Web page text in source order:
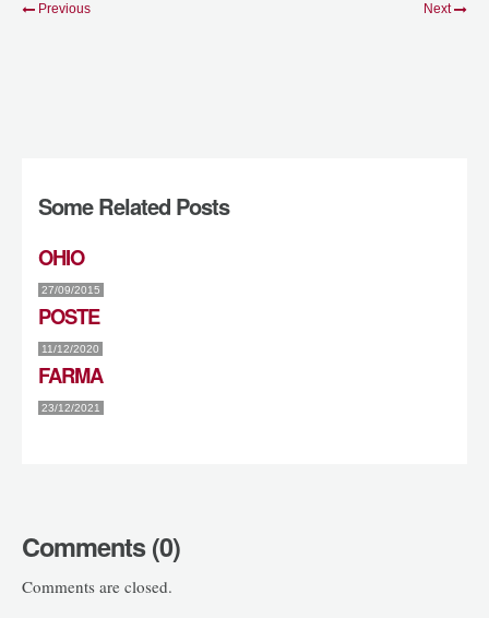
Previous Next
Some Related Posts
OHIO
27/09/2015
POSTE
11/12/2020
FARMA
23/12/2021
Comments (0)
Comments are closed.